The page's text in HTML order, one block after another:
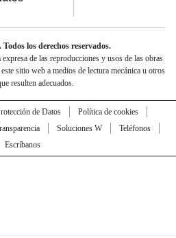
los derechos reservados.
de las reproducciones y usos de las obras
sitio web a medios de lectura mecánica u otros
resulten adecuados.
de Datos
Política de cookies
Soluciones W
Teléfonos
Escríbanos